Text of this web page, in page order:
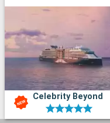
Celebrity Beyond